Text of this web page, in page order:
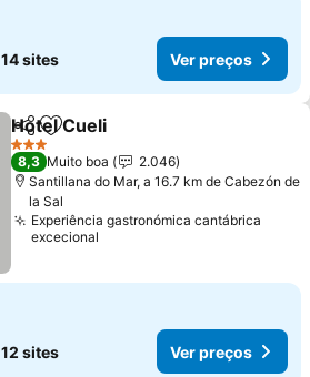
14 sites Ver preços
PartilharAdicionar aos favoritos
Hotel Cueli
3 Estrelas
8,3 Muito boa
2.046
Santillana do Mar, a 16.7 km de Cabezón de
la Sal
Experiência gastronómica cantábrica
excecional
12 sites Ver preços